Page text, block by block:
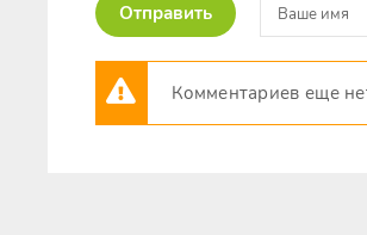
Отправить
Комментариев еще